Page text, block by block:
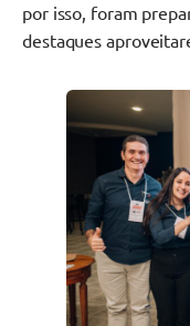
por isso, foram
destaques